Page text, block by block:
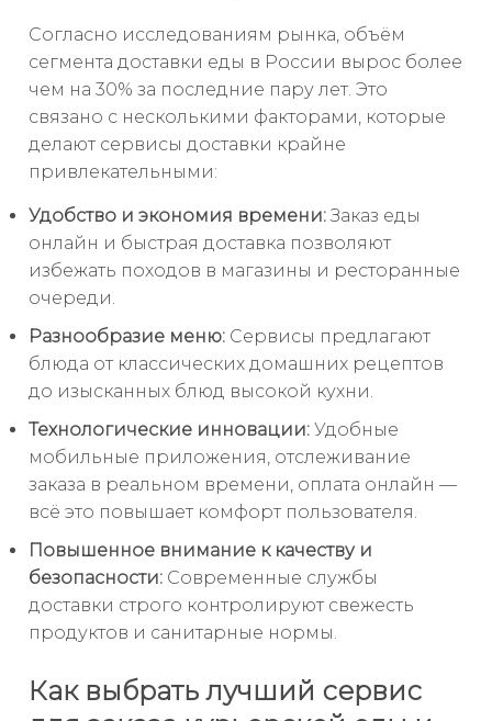
Согласно исследованиям рынка, объём
сегмента доставки еды в России вырос более
чем на 30% за последние пару лет. Это
связано с несколькими факторами, которые
делают сервисы доставки крайне
привлекательными:
Удобство и экономия времени:Заказ еды
онлайн и быстрая доставка позволяют
избежать походов в магазины и ресторанные
очереди.
Разнообразие меню: Сервисы предлагают
блюда от классических домашних рецептов
до изысканных блюд высокой кухни.
Технологические инновации: Удобные
мобильные приложения, отслеживание
заказа в реальном времени, оплата онлайн —
всё это повышает комфорт пользователя.
Повышенное внимание к качеству и
безопасности: Современные службы
доставки строго контролируют свежесть
продуктов и санитарные нормы.
Как выбрать лучший сервис